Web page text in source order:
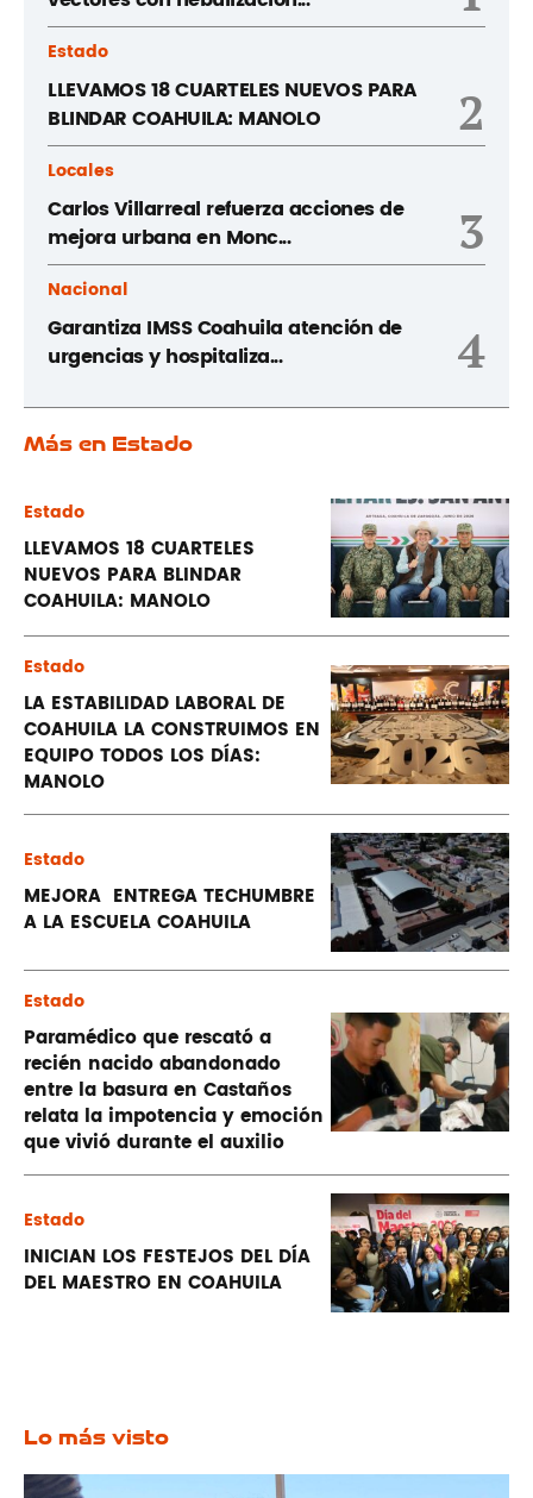
Estado
LLEVAMOS 18 CUARTELES NUEVOS PARA
BLINDAR COAHUILA: MANOLO
2
Locales
Carlos Villarreal refuerza acciones de
mejora urbana en Monc...
3
Nacional
Garantiza IMSS Coahuila atención de
urgencias y hospitaliza...
4
Más en Estado
Estado
LLEVAMOS 18 CUARTELES
NUEVOS PARA BLINDAR
COAHUILA: MANOLO
Estado
LA ESTABILIDAD LABORAL DE
COAHUILA LA CONSTRUIMOS EN
EQUIPO TODOS LOS DÍAS:
MANOLO
Estado
MEJORA ENTREGA TECHUMBRE
A LA ESCUELA COAHUILA
Estado
Paramédico que rescató a
recién nacido abandonado
entre la basura en Castaños
relata la impotencia y emoción
que vivió durante el auxilio
Estado
INICIAN LOS FESTEJOS DEL DÍA
DEL MAESTRO EN COAHUILA
Lo más visto